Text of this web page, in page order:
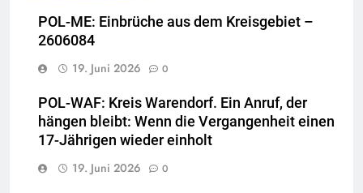
POL-ME: Einbrüche aus dem Kreisgebiet –
2606084
19. Juni 2026
0
POL-WAF: Kreis Warendorf. Ein Anruf, der
hängen bleibt: Wenn die Vergangenheit einen
17-Jährigen wieder einholt
19. Juni 2026
0